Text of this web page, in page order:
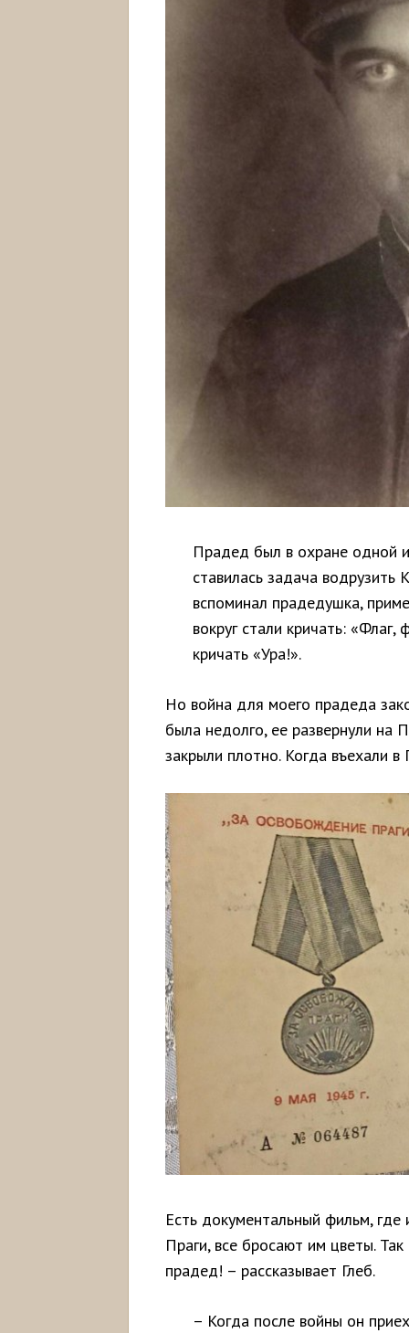
Прадед был в охране одной
ставилась задача водрузить
вспоминал прадедушка,
вокруг стали кричать: «Флаг,
кричать «Ура!».
Но война для моего прадеда
была недолго, ее развернули на
закрыли плотно. Когда въехали
Есть документальный фильм,
Праги, все бросают им цветы.
прадед! – рассказывает Глеб.
– Когда после войны он